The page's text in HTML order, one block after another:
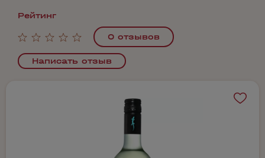
Рейтинг
0 отзывов
Написать отзыв